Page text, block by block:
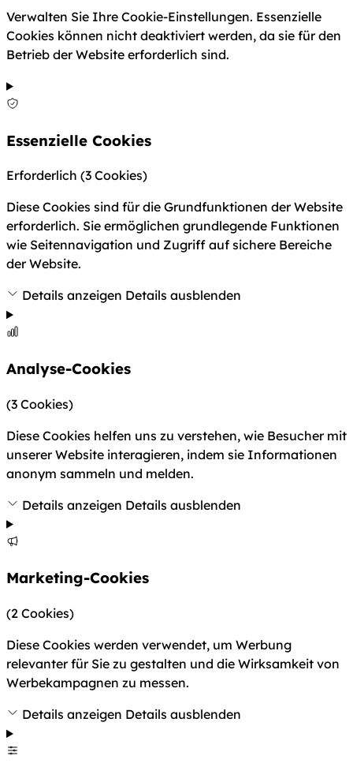
Verwalten Sie Ihre Cookie-Einstellungen. Essenzielle
Cookies können nicht deaktiviert werden, da sie für den
Betrieb der Website erforderlich sind.
Essenzielle Cookies
Erforderlich (3 Cookies)
Diese Cookies sind für die Grundfunktionen der Website
erforderlich. Sie ermöglichen grundlegende Funktionen
wie Seitennavigation und Zugriff auf sichere Bereiche
der Website.
Details anzeigen Details ausblenden
Analyse-Cookies
(3 Cookies)
Diese Cookies helfen uns zu verstehen, wie Besucher mit
unserer Website interagieren, indem sie Informationen
anonym sammeln und melden.
Details anzeigen Details ausblenden
Marketing-Cookies
(2 Cookies)
Diese Cookies werden verwendet, um Werbung
relevanter für Sie zu gestalten und die Wirksamkeit von
Werbekampagnen zu messen.
Details anzeigen Details ausblenden